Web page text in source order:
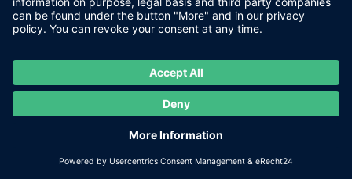
Kombinationen Lenormandkarten
TAROT KARTEN, HELLSEHEN, MAGISCHE RITUALE,